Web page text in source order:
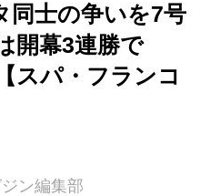
同士の争いを7号
開幕3連勝で
スパ・フランコ
ン編集部